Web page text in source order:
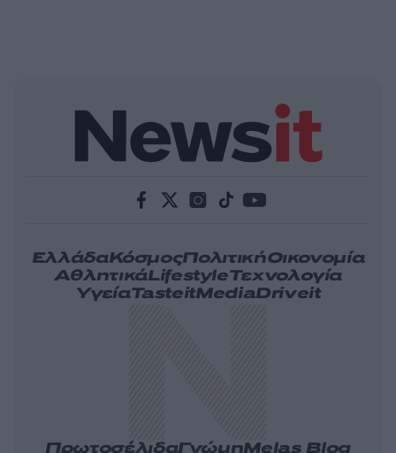
ΕλλάδαΚόσμοςΠολιτικήΟικονομία
ΑθλητικάLifestyleΤεχνολογία
ΥγείαTasteitMediaDriveit
ΠρωτοσέλιδαΓνώμηMelas Blog